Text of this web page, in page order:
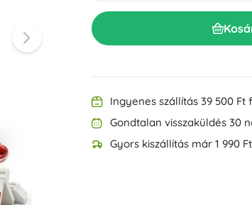
WC-kiegészítők
Ingyenes szállítás 39 500
Gondtalan visszaküldés 30
Gyors kiszállítás már 1 990